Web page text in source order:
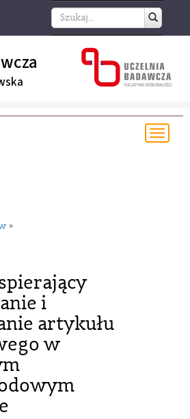
»
i
artykułu
w